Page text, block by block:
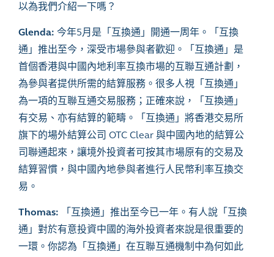
以為我們介紹一下嗎？
Glenda: 今年5月是「互換通」開通一周年。「互換
通」推出至今，深受市場參與者歡迎。「互換通」是
首個香港與中國內地利率互換市場的互聯互通計劃，
為參與者提供所需的結算服務。很多人視「互換通」
為一項的互聯互通交易服務；正確來說，「互換通」
有交易、亦有結算的範疇。「互換通」將香港交易所
旗下的場外結算公司 OTC Clear 與中國內地的結算公
司聯通起來，讓境外投資者可按其市場原有的交易及
結算習慣，與中國內地參與者進行人民幣利率互換交
易。
Thomas:
「互換通」推出至今已一年。有人說「互換
通」對於有意投資中國的海外投資者來說是很重要的
一環。你認為「互換通」在互聯互通機制中為何如此